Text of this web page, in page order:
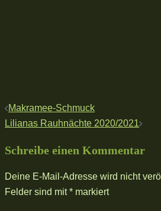
Beitragsnavigation
Makramee-Schmuck
Lilianas Rauhnächte 2020/2021
Schreibe einen Kommentar
Deine E-Mail-Adresse wird nicht
Felder sind mit* markiert